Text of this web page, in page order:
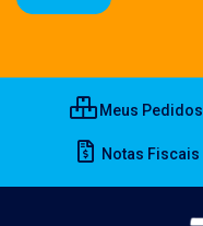
Meus Pedidos
Notas Fiscais